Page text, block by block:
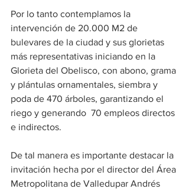
Por lo tanto contemplamos la
intervención de 20.000 M2 de
bulevares de la ciudad y sus glorietas
más representativas iniciando en la
Glorieta del Obelisco, con abono, grama
y plántulas ornamentales, siembra y
poda de 470 árboles, garantizando el
riego y generando  70 empleos directos
e indirectos.
De tal manera es importante destacar la
invitación hecha por el director del Área
Metropolitana de Valledupar Andrés